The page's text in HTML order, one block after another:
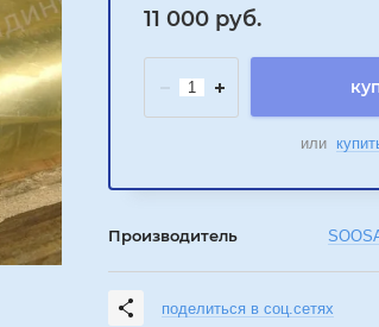
11 000 руб.
или
Производитель
поделиться в соц.сетях